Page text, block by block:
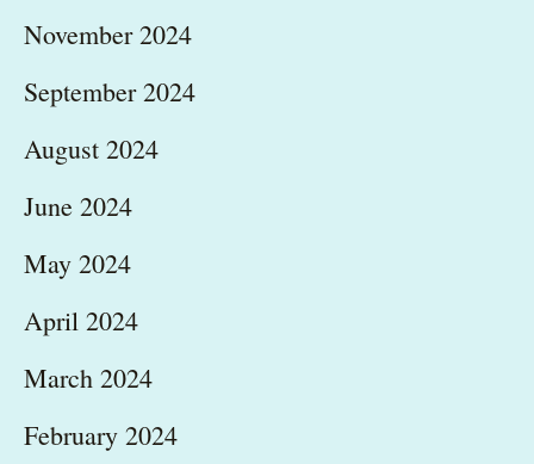
November 2024
September 2024
August 2024
June 2024
May 2024
April 2024
March 2024
February 2024